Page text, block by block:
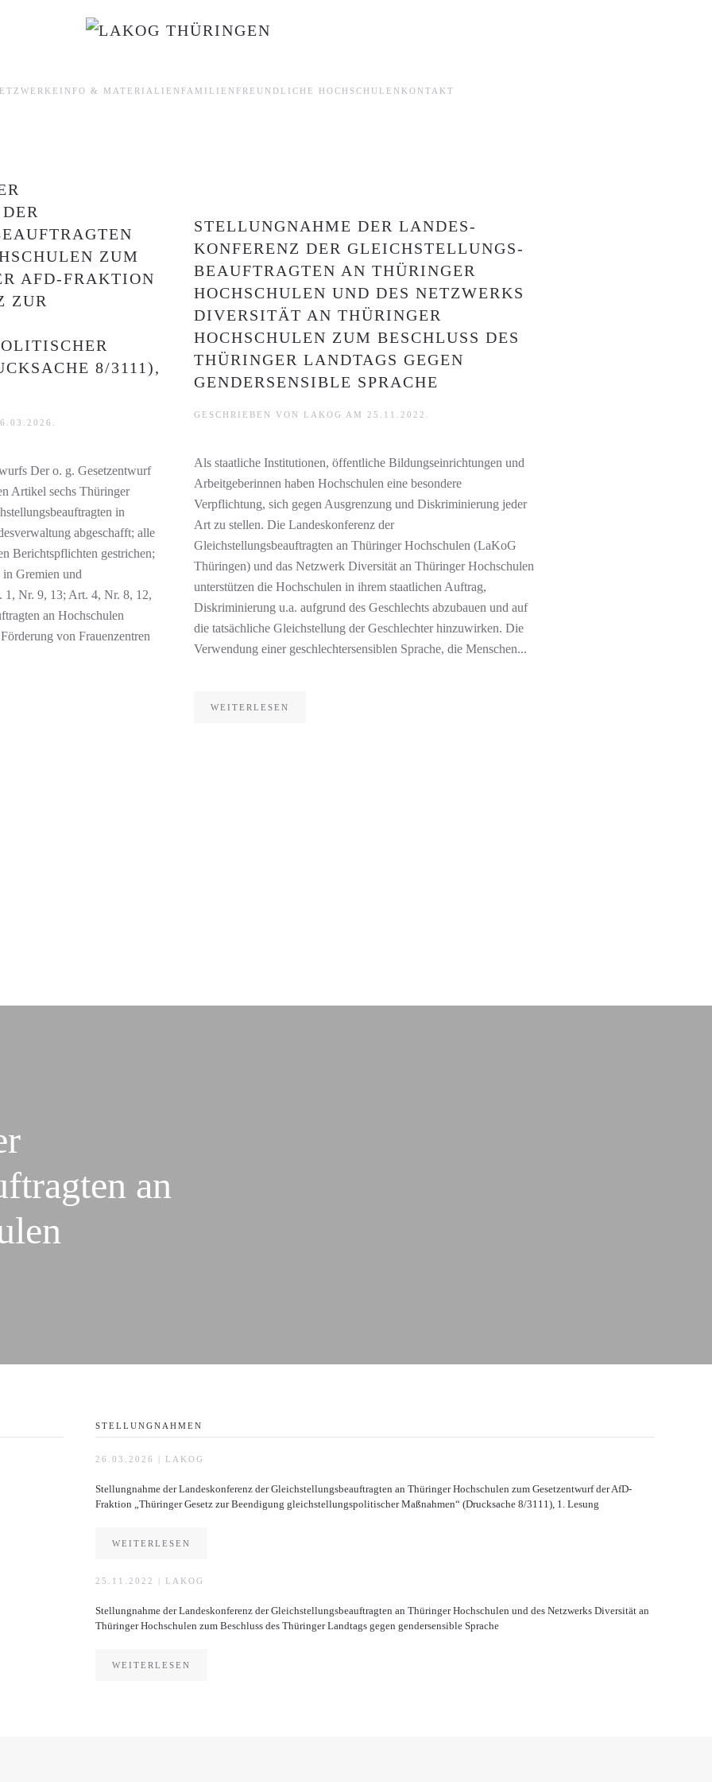
INFO & MATERIALIEN FAMILIENFREUNDLICHE HOCHSCHULEN KONTAKT
ZUM
AFD-FRAKTION
ZUR
8/3111), 1
.
Der o. g. Gesetzentwurf
Artikel sechs Thüringer
in
abgeschafft; alle
Berichtspflichten gestrichen;
in Gremien und
1, Nr. 9, 13; Art. 4, Nr. 8, 12,
an Hochschulen
von Frauenzentren
STELLUNGNAHME DER LANDES­
KONFERENZ DER GLEICHSTELLUNGS­
BEAUFTRAGTEN AN THÜRINGER
HOCHSCHULEN UND DES NETZWERKS
DIVERSITÄT AN THÜRINGER
HOCHSCHULEN ZUM BESCHLUSS DES
THÜRINGER LANDTAGS GEGEN
GENDERSENSIBLE SPRACHE
GESCHRIEBEN VON LAKOG AM 25.11.2022 .
Als staatliche Institutionen, öffentliche Bildungseinrichtungen und
Arbeitgeberinnen haben Hochschulen eine besondere
Verpflichtung, sich gegen Ausgrenzung und Diskriminierung jeder
Art zu stellen. Die Landeskonferenz der
Gleichstellungsbeauftragten an Thüringer Hochschulen (LaKoG
Thüringen) und das Netzwerk Diversität an Thüringer Hochschulen
unterstützen die Hochschulen in ihrem staatlichen Auftrag,
Diskriminierung u.a. aufgrund des Geschlechts abzubauen und auf
die tatsächliche Gleichstellung der Geschlechter hinzuwirken. Die
Verwendung einer geschlechtersensiblen Sprache, die Menschen...
WEITERLESEN
an
STELLUNGNAHMEN
26.03.2026 | LAKOG
Stellungnahme der Landeskonferenz der Gleichstellungsbeauftragten an Thüringer Hochschulen zum Gesetzentwurf der AfD-
Fraktion „Thüringer Gesetz zur Beendigung gleichstellungspolitischer Maßnahmen“ (Drucksache 8/3111), 1. Lesung
WEITERLESEN
25.11.2022 | LAKOG
Stellungnahme der Landes­konferenz der Gleichstellungs­beauftragten an Thüringer Hochschulen und des Netzwerks Diversität an
Thüringer Hochschulen zum Beschluss des Thüringer Landtags gegen gendersensible Sprache
WEITERLESEN